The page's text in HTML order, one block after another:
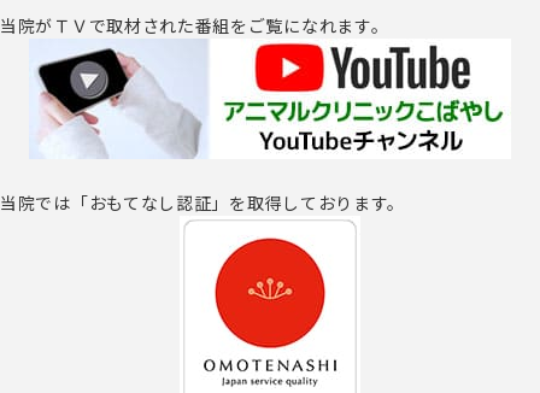
当院がＴＶで取材された番組をご覧になれます。
当院では「おもてなし認証」を取得しております。